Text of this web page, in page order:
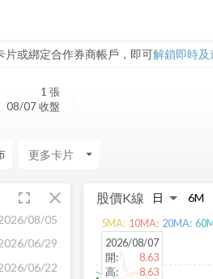
片或綁定合作券商帳戶，即可解鎖即時及
1 張
08/07 收盤
arrow_drop_down
fullscreen close
08/05
06/29
06/22
arrow_back
發佈時間:-
股價K線
2026/08/07
開:
8.63
高:
8.63
5MA: 10MA: 20MA: 60